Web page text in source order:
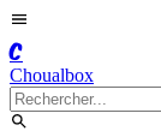
C
Choualbox